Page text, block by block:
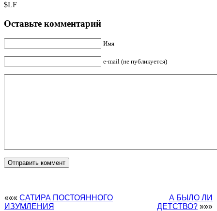
$LF
Оставьте комментарий
Имя
e-mail (не публикуется)
««« САТИРА ПОСТОЯННОГО
ИЗУМЛЕНИЯ
А БЫЛО ЛИ
ДЕТСТВО? »»»